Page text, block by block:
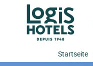
Startseite